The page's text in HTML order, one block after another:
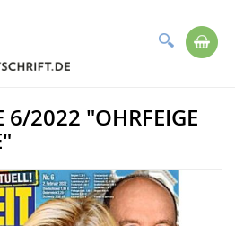
Suche
6/2022 "OHRFEIGE